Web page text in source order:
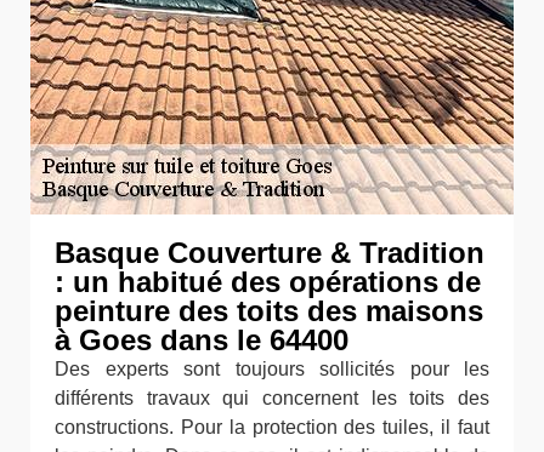
Basque Couverture & Tradition
: un habitué des opérations de
peinture des toits des maisons
à Goes dans le 64400
Des experts sont toujours sollicités pour les
différents travaux qui concernent les toits des
constructions. Pour la protection des tuiles, il faut